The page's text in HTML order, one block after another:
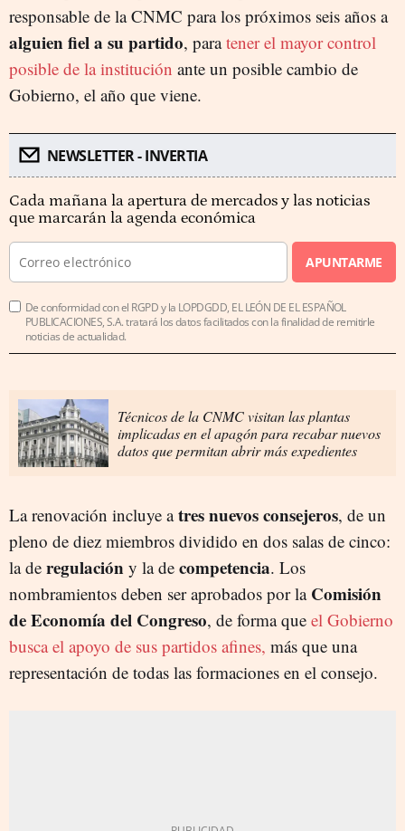
responsable de la CNMC para los próximos seis años a
alguien fiel a su partido, paratener el mayor control
posible de la institución ante un posible cambio de
Gobierno, el año que viene.
NEWSLETTER - INVERTIA
Cada mañana la apertura de mercados y las noticias
que marcarán la agenda económica
APUNTARME
De conformidad con el RGPD y la LOPDGDD, EL LEÓN DE EL ESPAÑOL
PUBLICACIONES, S.A. tratará los datos facilitados con la finalidad de remitirle
noticias de actualidad.
Técnicos de la CNMC visitan las plantas
implicadas en el apagón para recabar nuevos
datos que permitan abrir más expedientes
La renovación incluye atres nuevos consejeros, de un
pleno de diez miembros dividido en dos salas de cinco:
la de regulación y la de competencia. Los
nombramientos deben ser aprobados por la Comisión
de Economía del Congreso, de forma que el Gobierno
busca el apoyo de sus partidos afines, más que una
representación de todas las formaciones en el consejo.